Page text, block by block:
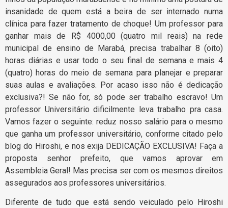
insanidade de quem está a beira de ser internado numa
clínica para fazer tratamento de choque! Um professor para
ganhar mais de R$ 4000,00 (quatro mil reais) na rede
municipal de ensino de Marabá, precisa trabalhar 8 (oito)
horas diárias e usar todo o seu final de semana e mais 4
(quatro) horas do meio de semana para planejar e preparar
suas aulas e avaliações. Por acaso isso não é dedicação
exclusiva?! Se não for, só pode ser trabalho escravo! Um
professor Universitário dificilmente leva trabalho pra casa.
Vamos fazer o seguinte: reduz nosso salário para o mesmo
que ganha um professor universitário, conforme citado pelo
blog do Hiroshi, e nos exija DEDICAÇÃO EXCLUSIVA! Faça a
proposta senhor prefeito, que vamos aprovar em
Assembleia Geral! Mas precisa ser com os mesmos direitos
assegurados aos professores universitários.
Diferente de tudo que está sendo veiculado pelo Hiroshi